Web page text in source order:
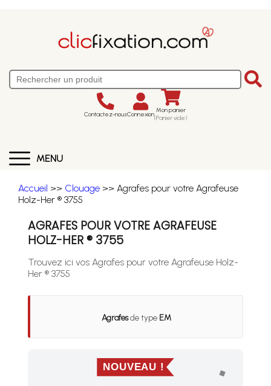
Contactez-nousConnexion Mon panier
(Panier vide)
MENU
Accueil >> Clouage >> Agrafes pour votre Agrafeuse
Holz-Her ® 3755
AGRAFES POUR VOTRE AGRAFEUSE
HOLZ-HER ® 3755
Trouvez ici vos Agrafes pour votre Agrafeuse Holz-
Her ® 3755
Agrafesde type EM
NOUVEAU !